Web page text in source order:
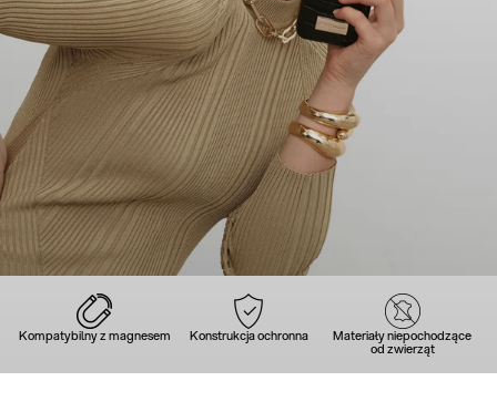
Kompatybilny z magnesem Konstrukcja ochronna Materiały niepochodzące
od zwierząt